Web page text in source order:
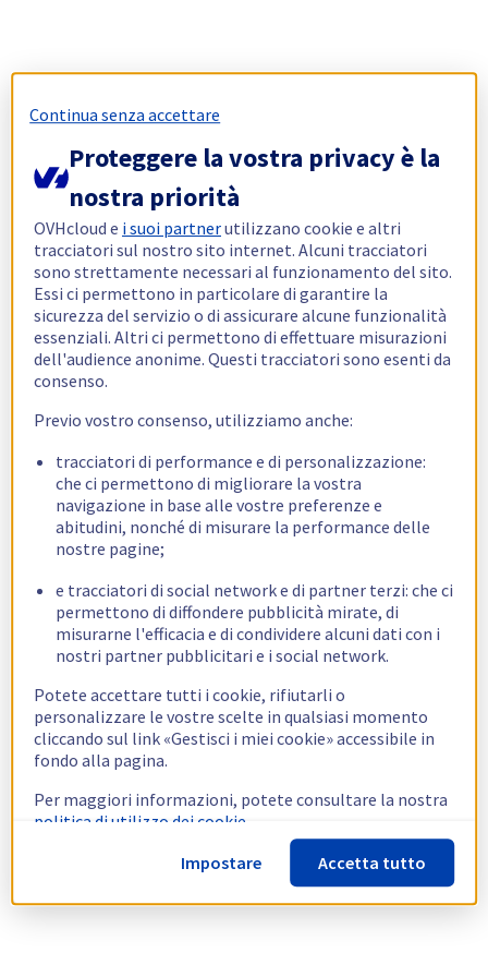
Continua senza accettare
Proteggere la vostra privacy è la
nostra priorità
OVHcloud e i suoi partnerutilizzano cookie e altri
tracciatori sul nostro sito internet. Alcuni tracciatori
sono strettamente necessari al funzionamento del sito.
Essi ci permettono in particolare di garantire la
sicurezza del servizio o di assicurare alcune funzionalità
essenziali. Altri ci permettono di effettuare misurazioni
dell'audience anonime. Questi tracciatori sono esenti da
consenso.
Previo vostro consenso, utilizziamo anche:
tracciatori di performance e di personalizzazione:
che ci permettono di migliorare la vostra
navigazione in base alle vostre preferenze e
abitudini, nonché di misurare la performance delle
nostre pagine;
e tracciatori di social network e di partner terzi: che ci
permettono di diffondere pubblicità mirate, di
misurarne l'efficacia e di condividere alcuni dati con i
nostri partner pubblicitari e i social network.
Potete accettare tutti i cookie, rifiutarli o
personalizzare le vostre scelte in qualsiasi momento
cliccando sul link «Gestisci i miei cookie» accessibile in
fondo alla pagina.
Per maggiori informazioni, potete consultare la nostra
politica di utilizzo dei cookie.
Impostare
Accetta tutto